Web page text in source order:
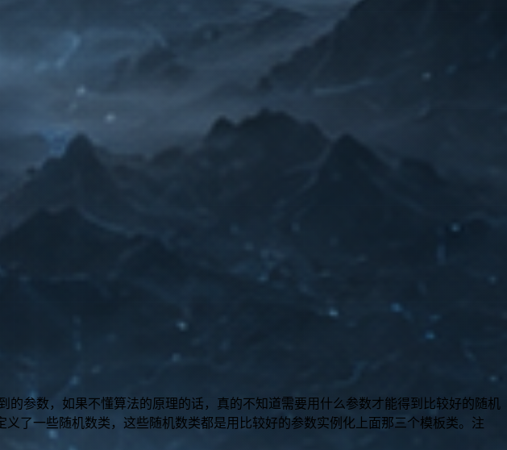
参数，如果不懂算法的原理的话，真的不知道需要用什么参数才能得到比较好的随机
了一些随机数类，这些随机数类都是用比较好的参数实例化上面那三个模板类。注